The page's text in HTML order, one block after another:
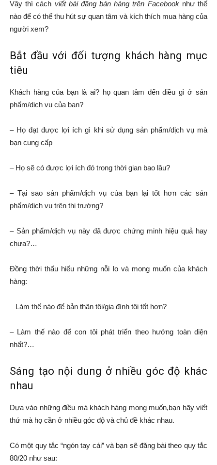
Vậy thì cách viết bài đăng bán hàng trên Facebooknhư thế
nào để có thể thu hút sự quan tâm và kích thích mua hàng của
người xem?
Bắt đầu với đối tượng khách hàng mục
tiêu
Khách hàng của bạn là ai? họ quan tâm đến điều gì ở sản
phẩm/dịch vụ của bạn?
– Họ đạt được lợi ích gì khi sử dụng sản phẩm/dịch vụ mà
bạn cung cấp
– Họ sẽ có được lợi ích đó trong thời gian bao lâu?
– Tại sao sản phẩm/dịch vụ của bạn lại tốt hơn các sản
phẩm/dịch vụ trên thị trường?
– Sản phẩm/dịch vụ này đã được chứng minh hiệu quả hay
chưa?…
Đồng thời thấu hiểu những nỗi lo và mong muốn của khách
hàng:
– Làm thế nào để bản thân tôi/gia đình tôi tốt hơn?
– Làm thế nào để con tôi phát triển theo hướng toàn diện
nhất?…
Sáng tạo nội dung ở nhiều góc độ khác
nhau
Dựa vào những điều mà khách hàng mong muốn,bạn hãy viết
thứ mà họ cần ở nhiều góc độ và chủ đề khác nhau.
Có một quy tắc “ngón tay cái” và bạn sẽ đăng bài theo quy tắc
80/20 như sau: